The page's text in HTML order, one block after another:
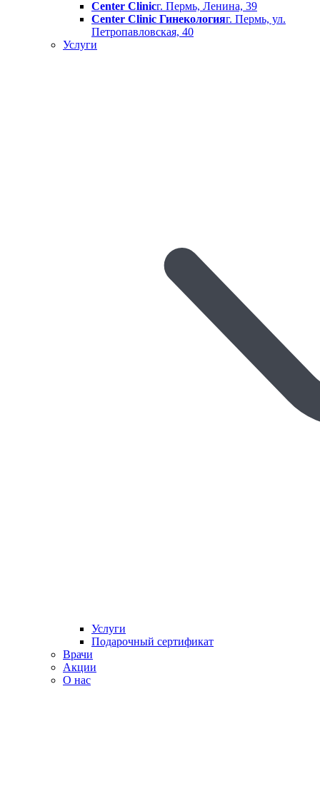
Center Clinicг. Пермь, Ленина, 39
Center Clinic Гинекологияг. Пермь, ул.
Петропавловская, 40
Услуги
Услуги
Подарочный сертификат
Врачи
Акции
О нас